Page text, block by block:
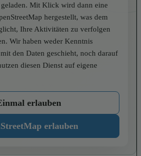
Mit Klick wird dann eine
hergestellt, was dem
Ihre Aktivitäten zu verfolgen
Wir haben weder Kenntnis
den Daten geschieht, noch darauf
diesen Dienst auf eigene
erlauben
erlauben